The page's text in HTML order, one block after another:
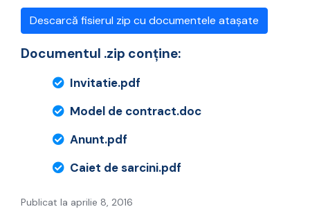
Descarcă fisierul zip cu documentele atașate
Documentul .zip conține:
Invitatie.pdf
Model de contract.doc
Anunt.pdf
Caiet de sarcini.pdf
Publicat la aprilie 8, 2016